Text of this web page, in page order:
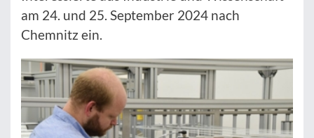
am 24. und 25. September 2024 nach
Chemnitz ein.